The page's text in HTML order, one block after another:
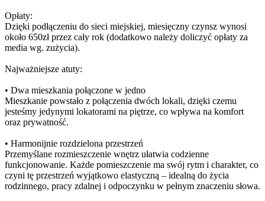
Opłaty:
Dzięki podłączeniu do sieci miejskiej, miesięczny czynsz wynosi
około 650zł przez cały rok (dodatkowo należy doliczyć opłaty za
media wg. zużycia).
Najważniejsze atuty:
• Dwa mieszkania połączone w jedno
Mieszkanie powstało z połączenia dwóch lokali, dzięki czemu
jesteśmy jedynymi lokatorami na piętrze, co wpływa na komfort
oraz prywatność.
• Harmonijnie rozdzielona przestrzeń
Przemyślane rozmieszczenie wnętrz ułatwia codzienne
funkcjonowanie. Każde pomieszczenie ma swój rytm i charakter, co
czyni tę przestrzeń wyjątkowo elastyczną – idealną do życia
rodzinnego, pracy zdalnej i odpoczynku w pełnym znaczeniu słowa.